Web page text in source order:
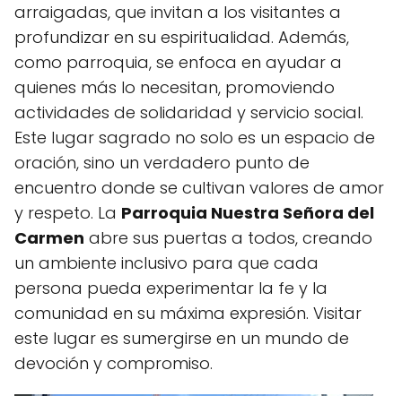
arraigadas, que invitan a los visitantes a
profundizar en su espiritualidad. Además,
como parroquia, se enfoca en ayudar a
quienes más lo necesitan, promoviendo
actividades de solidaridad y servicio social.
Este lugar sagrado no solo es un espacio de
oración, sino un verdadero punto de
encuentro donde se cultivan valores de amor
y respeto. La Parroquia Nuestra Señora del
Carmen abre sus puertas a todos, creando
un ambiente inclusivo para que cada
persona pueda experimentar la fe y la
comunidad en su máxima expresión. Visitar
este lugar es sumergirse en un mundo de
devoción y compromiso.